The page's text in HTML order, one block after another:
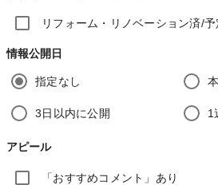
リフォーム・リノベーション済/
情報公開日
指定なし
3日以内に公開 1
アピール
「おすすめコメント」あり